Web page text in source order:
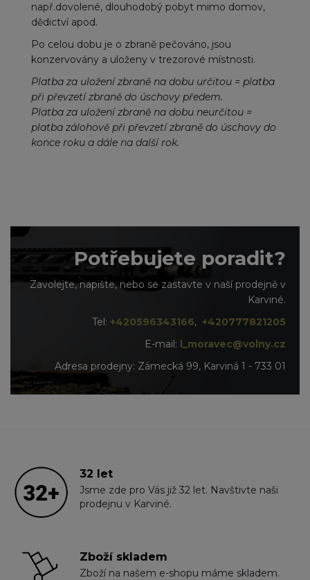
např.dovolené, dlouhodobý pobyt mimo domov,
dědictví apod.
Po celou dobu je o zbraně pečováno, jsou
konzervovány a uloženy v trezorové místnosti.
Platba za uložení zbraně na dobu určitou = platba
při převzetí zbraně do úschovy předem.
Platba za uložení zbraně na dobu neurčitou =
platba zálohově při převzetí zbraně do úschovy do
konce roku a dále na další rok.
Potřebujete poradit?
Zavolejte, napište, nebo se zastavte v naší prodejně v
Karviné.
Tel: +420596343166, +420777821205
E-mail: l_moravec@volny.cz
Adresa prodejny: Zámecká 99, Karviná 1 - 733 01
32 let
Jsme zde pro Vás již 32 let. Navštivte naši
prodejnu v Karviné.
Zboží skladem
Zboží na našem e-shopu máme skladem.